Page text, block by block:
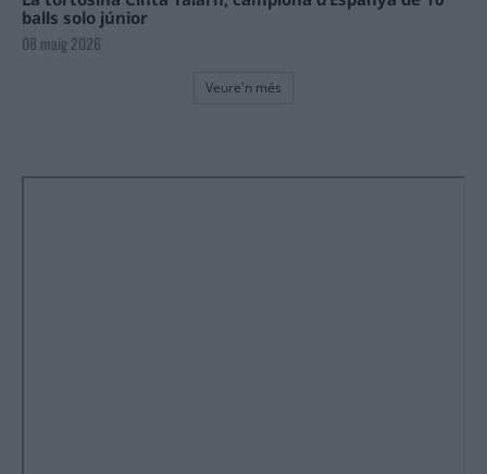
balls solo júnior
08 maig 2026
Veure'n més